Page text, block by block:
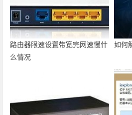
路由器限速设置带宽完网速慢什
么情况
如何